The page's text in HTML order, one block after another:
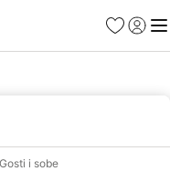
FavoritiPrijavi
Gosti i sobe